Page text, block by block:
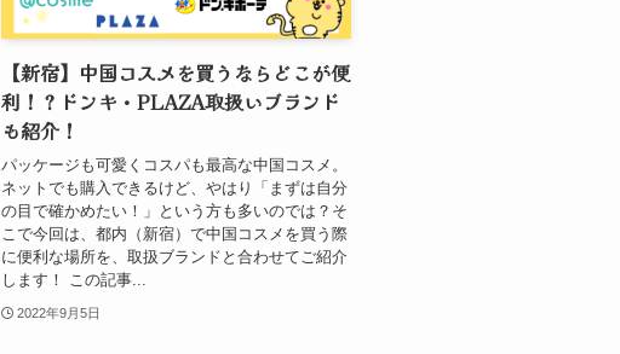
【新宿】中国コスメを買うならどこが便
利！？ドンキ・PLAZA取扱いブランド
も紹介！
パッケージも可愛くコスパも最高な中国コスメ。
ネットでも購入できるけど、やはり「まずは自分
の目で確かめたい！」という方も多いのでは？そ
こで今回は、都内（新宿）で中国コスメを買う際
に便利な場所を、取扱ブランドと合わせてご紹介
します！ この記事...
2022年9月5日